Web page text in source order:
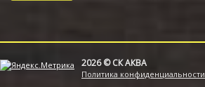
2026 © СК АКВА
Политика конфиденциальности